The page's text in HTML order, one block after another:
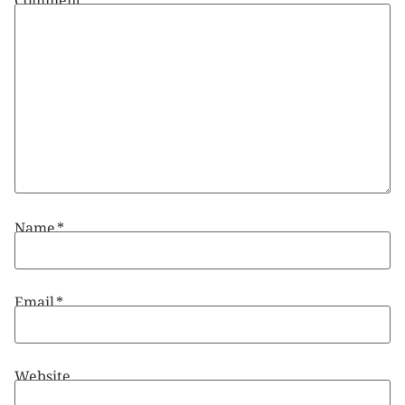
Name*
Email*
Website